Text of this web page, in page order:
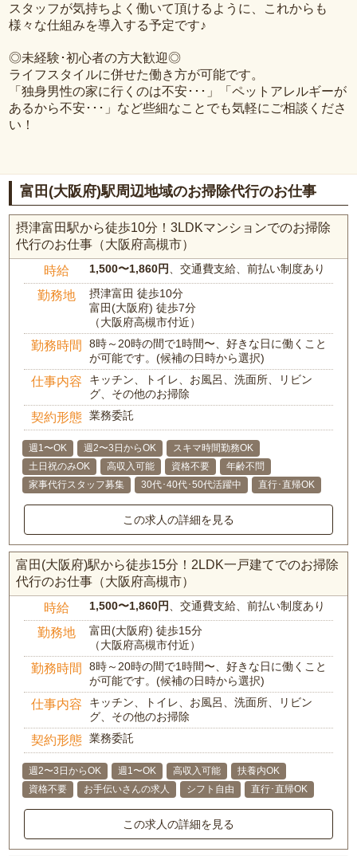
スタッフが気持ちよく働いて頂けるように、これからも
様々な仕組みを導入する予定です♪
◎未経験･初心者の方大歓迎◎
ライフスタイルに併せた働き方が可能です。
「独身男性の家に行くのは不安･･･」「ペットアレルギーが
あるから不安･･･」など些細なことでも気軽にご相談くださ
い！
富田(大阪府)駅周辺地域のお掃除代行のお仕事
摂津富田駅から徒歩10分！3LDKマンションでのお掃除
代行のお仕事（大阪府高槻市）
時給 1,500〜1,860円、交通費支給、前払い制度あり
勤務地
摂津富田 徒歩10分
富田(大阪府) 徒歩7分
（大阪府高槻市付近）
勤務時間
8時～20時の間で1時間〜、好きな日に働くこと
が可能です。(候補の日時から選択)
仕事内容
キッチン、トイレ、お風呂、洗面所、リビン
グ、その他のお掃除
契約形態 業務委託
週1〜OK 週2〜3日からOK
スキマ時間勤務OK
土日祝のみOK
高収入可能 資格不要
年齢不問
家事代行スタッフ募集
30代･40代･50代活躍中 直行･直帰OK
この求人の詳細を見る
富田(大阪府)駅から徒歩15分！2LDK一戸建てでのお掃除
代行のお仕事（大阪府高槻市）
時給 1,500〜1,860円、交通費支給、前払い制度あり
勤務地
富田(大阪府) 徒歩15分
（大阪府高槻市付近）
勤務時間
8時～20時の間で1時間〜、好きな日に働くこと
が可能です。(候補の日時から選択)
仕事内容
キッチン、トイレ、お風呂、洗面所、リビン
グ、その他のお掃除
契約形態 業務委託
週2〜3日からOK 週1〜OK 高収入可能
扶養内OK
資格不要
お手伝いさんの求人 シフト自由 直行･直帰OK
この求人の詳細を見る